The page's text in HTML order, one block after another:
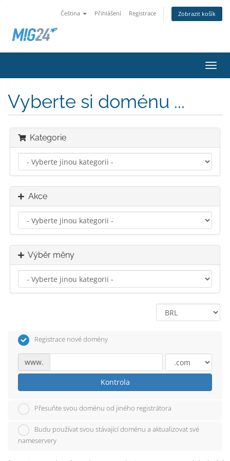
Čeština Přihlášení Registrace Zobrazit košík
Vyberte si doménu ...
Kategorie
Akce
Výběr měny
Registrace nové domény
www.
Kontrola
Přesuňte svou doménu od jiného registrátora
Budu používat svou stávající doménu a aktualizovat své
nameservery